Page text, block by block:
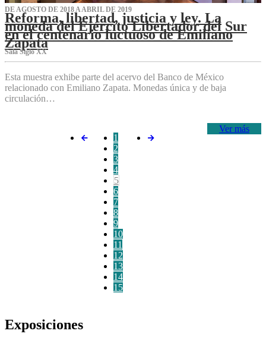
DE AGOSTO DE 2018 A ABRIL DE 2019
Reforma, libertad, justicia y ley. La
moneda del Ejército Libertador del Sur
en el centenario luctuoso de Emiliano
Zapata
Sala Siglo XX
Esta muestra exhibe parte del acervo del Banco de México
relacionado con Emiliano Zapata. Monedas única y de baja
circulación…
Ver más
1
2
3
4
5
6
7
8
9
10
11
12
13
14
15
Exposiciones